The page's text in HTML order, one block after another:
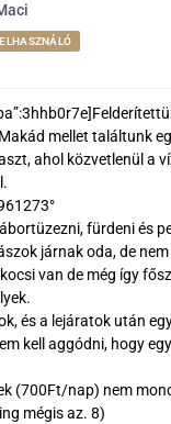
mellet találtunk
ahol közvetlenül a
fürdeni és
járnak oda, de
van de még így
és a lejáratok után
kell aggódni, hogy
(700Ft/nap) nem
mégis az. 8)